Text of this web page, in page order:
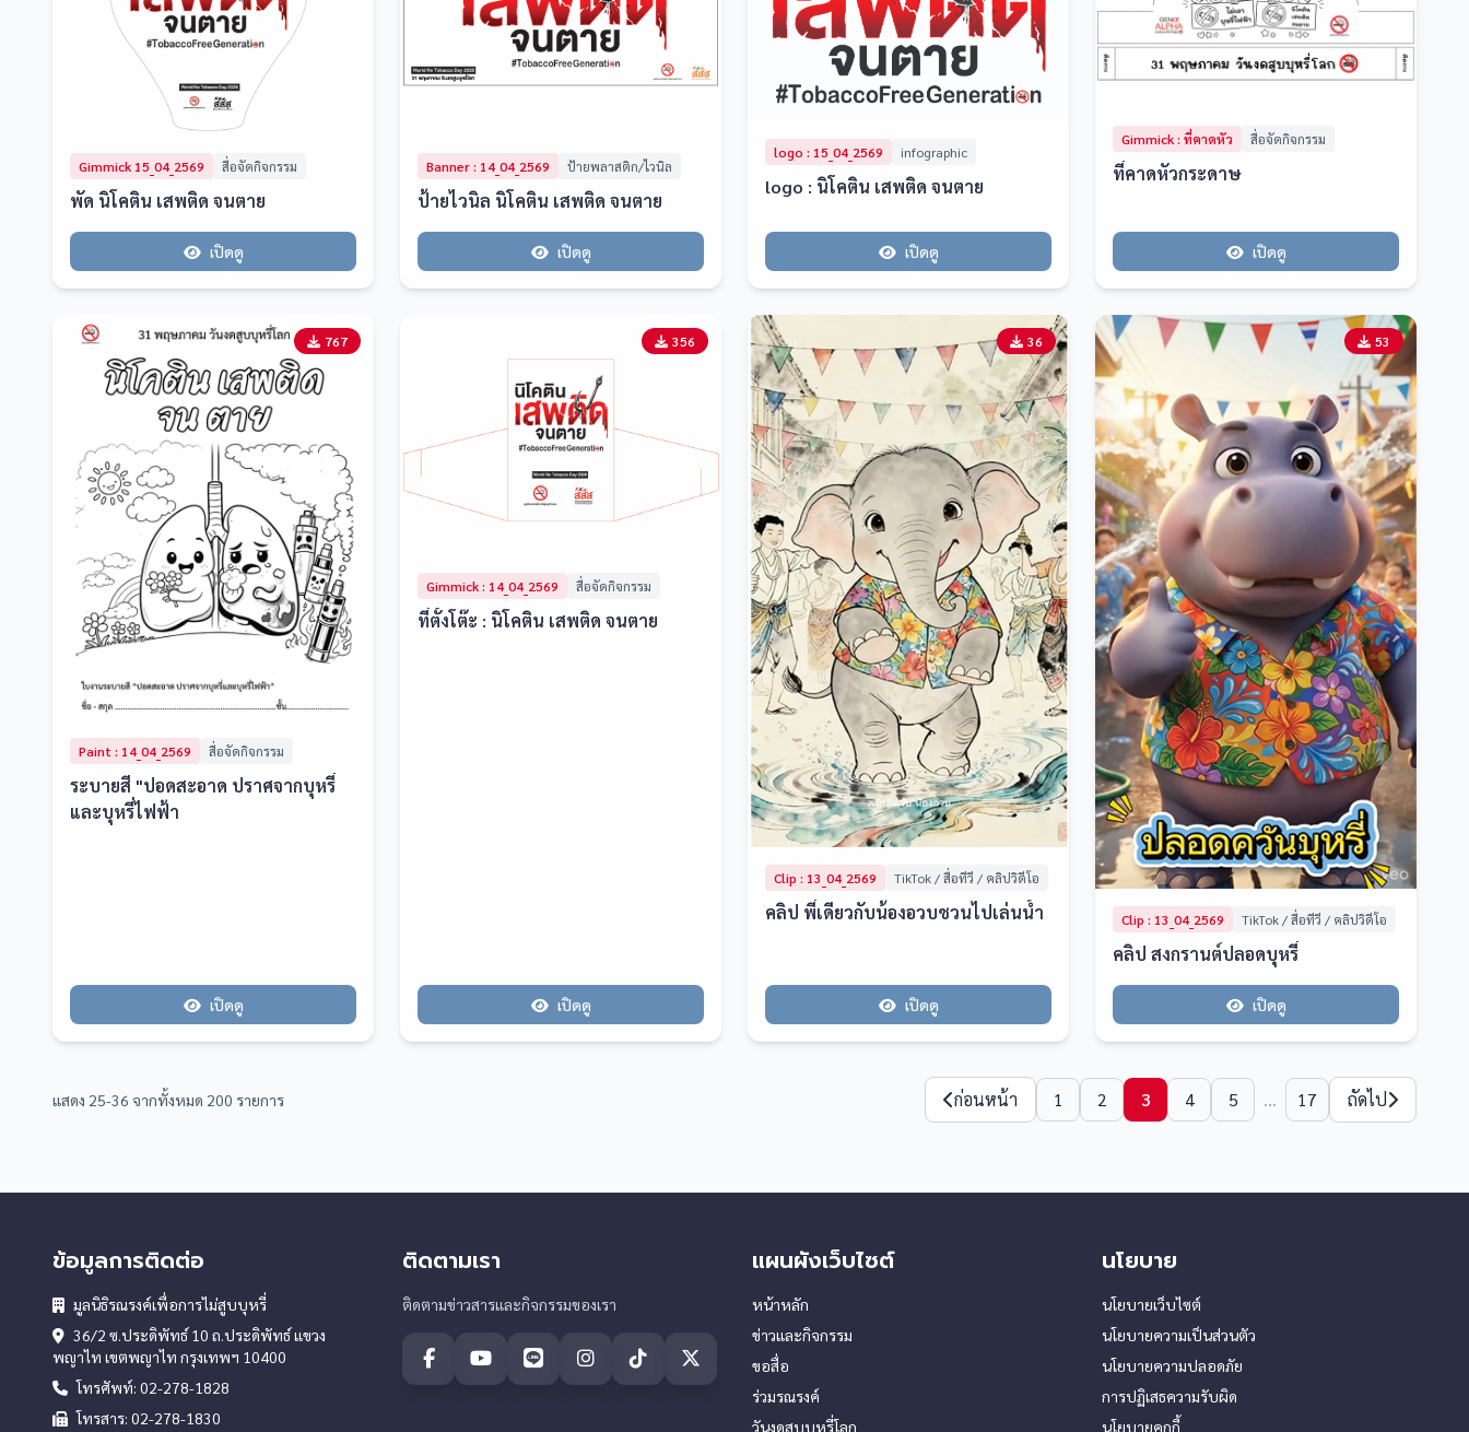
Gimmick 15_04_2569 สื่อจัดกิจกรรม
พัด นิโคติน เสพติด จนตาย
เปิดดู
Banner : 14_04_2569 ป้ายพลาสติก/ไวนิล
ป้ายไวนิล นิโคติน เสพติด จนตาย
เปิดดู
logo : 15_04_2569 infographic
logo : นิโคติน เสพติด จนตาย
เปิดดู
Gimmick : ที่คาดหัว สื่อจัดกิจกรรม
ที่คาดหัวกระดาษ
เปิดดู
767
Paint : 14_04_2569 สื่อจัดกิจกรรม
ระบายสี "ปอดสะอาด ปราศจากบุหรี่
และบุหรี่ไฟฟ้า
เปิดดู
356
Gimmick : 14_04_2569 สื่อจัดกิจกรรม
ที่ตั้งโต๊ะ : นิโคติน เสพติด จนตาย
เปิดดู
36
Clip : 13_04_2569 TikTok / สื่อทีวี / คลิปวิดีโอ
คลิป พี่เดียวกับน้องอวบชวนไปเล่นน้ำ
เปิดดู
53
Clip : 13_04_2569 TikTok / สื่อทีวี / คลิปวิดีโอ
คลิป สงกรานต์ปลอดบุหรี่
เปิดดู
แสดง 25-36 จากทั้งหมด 200 รายการ ก่อนหน้า 1 2 3 4 5 ... 17 ถัดไป
ข้อมูลการติดต่อ
มูลนิธิรณรงค์เพื่อการไม่สูบบุหรี่
36/2 ซ.ประดิพัทธ์ 10 ถ.ประดิพัทธ์ แขวง
พญาไท เขตพญาไท กรุงเทพฯ 10400
โทรศัพท์: 02-278-1828
โทรสาร: 02-278-1830
ติดตามเรา
ติดตามข่าวสารและกิจกรรมของเรา
แผนผังเว็บไซต์
หน้าหลัก
ข่าวและกิจกรรม
ขอสื่อ
ร่วมรณรงค์
วันงดสูบบุหรี่โลก
นโยบาย
นโยบายเว็บไซต์
นโยบายความเป็นส่วนตัว
นโยบายความปลอดภัย
การปฏิเสธความรับผิด
นโยบายคุกกี้